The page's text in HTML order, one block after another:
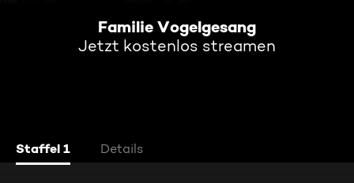
Familie Vogelgesang
Jetzt kostenlos streamen
Staffel 1 Details